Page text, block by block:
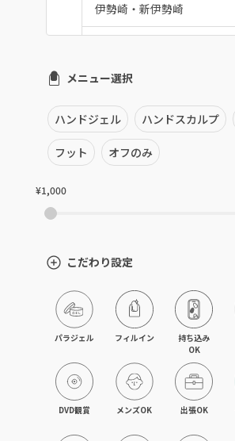
伊勢崎・新伊勢崎
富岡・藤岡・安中
渋川・沼田店・みなかみ
群馬県その他
メニュー選択
ハンドジェル ハンドスカルプ
フット オフのみ
¥1,000
こだわり設定
パラジェル フィルイン
持ち込み
OK
DVD観賞 メンズOK 出張OK